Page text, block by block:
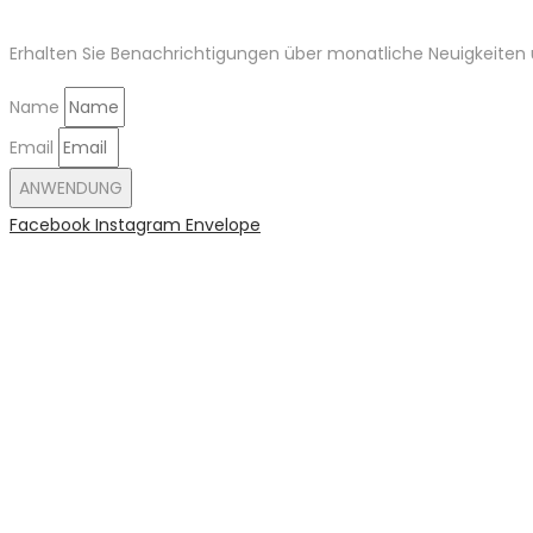
Erhalten Sie Benachrichtigungen über monatliche Neuigkeiten
Name
Email
ANWENDUNG
Facebook Instagram Envelope